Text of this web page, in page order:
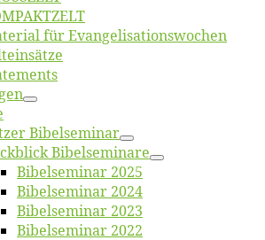
für Evangelisationswochen
Bibelseminar
Bibelseminare
Bi­bel­se­mi­nar 2025
Bi­bel­se­mi­nar 2024
Bi­bel­se­mi­nar 2023
Bi­bel­se­mi­nar 2022